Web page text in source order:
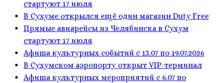
стартуют 17 июля
В Сухуме открылся ещё один магазин Duty Free
Прямые авиарейсы из Челябинска в Сухум
стартуют 17 июля
Афиша культурных событий с 13.07 по 19.07.2026
В Сухумском аэропорту открыт VIP-терминал
Афиша культурных мероприятий с 6.07 по